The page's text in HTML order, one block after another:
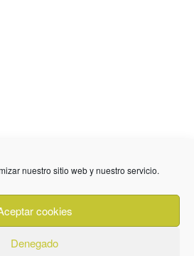
nuestro sitio web y nuestro servicio.
cookies
Denegado
85
Fuente Palmera
Aviso legal
Cookies